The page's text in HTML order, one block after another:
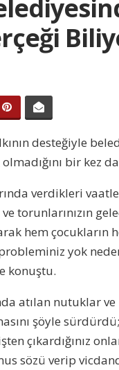
desteğiyle
bir kez
verdikleri
torunlarınızın
hem çocukların
yok
konuştu.
atılan nutuklar
şöyle sürdürdü;
çıkardığınız
sözü verip